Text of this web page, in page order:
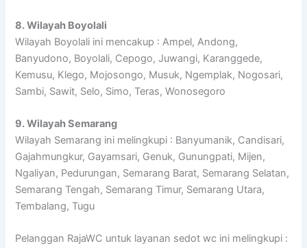
8. Wilayah Boyolali
Wilayah Boyolali ini mencakup : Ampel, Andong,
Banyudono, Boyolali, Cepogo, Juwangi, Karanggede,
Kemusu, Klego, Mojosongo, Musuk, Ngemplak, Nogosari,
Sambi, Sawit, Selo, Simo, Teras, Wonosegoro
9. Wilayah Semarang
Wilayah Semarang ini melingkupi : Banyumanik, Candisari,
Gajahmungkur, Gayamsari, Genuk, Gunungpati, Mijen,
Ngaliyan, Pedurungan, Semarang Barat, Semarang Selatan,
Semarang Tengah, Semarang Timur, Semarang Utara,
Tembalang, Tugu
Pelanggan RajaWC untuk layanan sedot wc ini melingkupi :